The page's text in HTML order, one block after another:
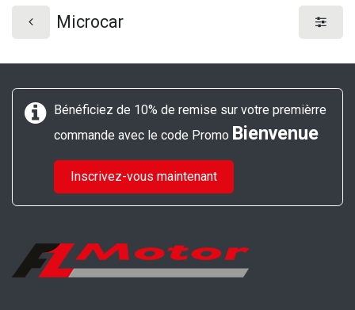
Microcar
Bénéficiez de 10% de remise sur votre premièrre
commande avec le code Promo Bienvenue
Inscrivez-vous maintenant